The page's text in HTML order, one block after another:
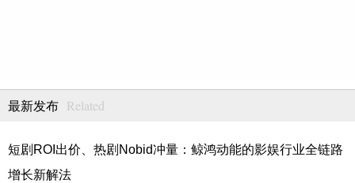
最新发布 Related
短剧ROI出价、热剧Nobid冲量：鲸鸿动能的影娱行业全链路
增长新解法